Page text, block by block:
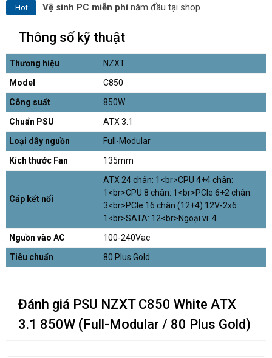
Hot Vệ sinh PC miễn phínăm đầu tại shop
Thông số kỹ thuật
Thương hiệu
NZXT
Model
C850
Công suất
850W
Chuẩn PSU
ATX 3.1
Loại dây nguồn
Full-Modular
Kích thước Fan
135mm
Cáp kết nối
ATX 24 chân: 1<br>CPU 4+4 chân:
1<br>CPU 8 chân: 1<br>PCIe 6+2 chân:
3<br>PCIe 16 chân (12+4) 12V-2x6:
1<br>SATA: 12<br>Ngoại vi: 4
Nguồn vào AC
100-240Vac
Tiêu chuẩn
80 Plus Gold
Đánh giá PSU NZXT C850 White ATX
3.1 850W (Full-Modular / 80 Plus Gold)